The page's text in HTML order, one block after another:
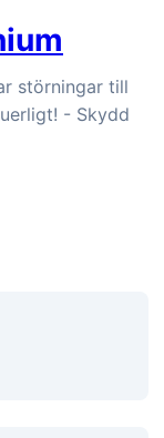
störningar till
- Skydd